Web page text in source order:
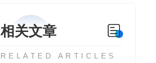
相关文章
RELATED ARTICLES